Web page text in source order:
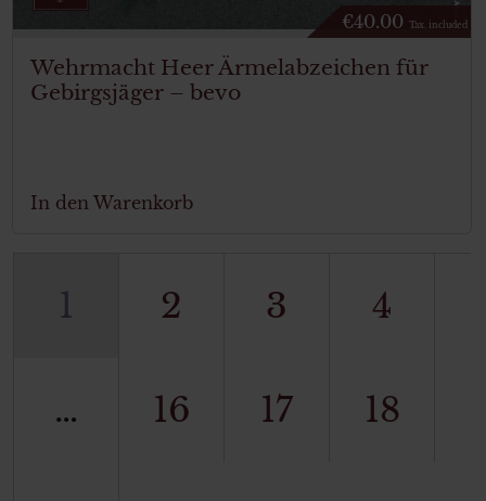
€40.00 Tax. included
Wehrmacht Heer Ärmelabzeichen für
Gebirgsjäger – bevo
In den Warenkorb
1 2 3 4
… 16 17 18